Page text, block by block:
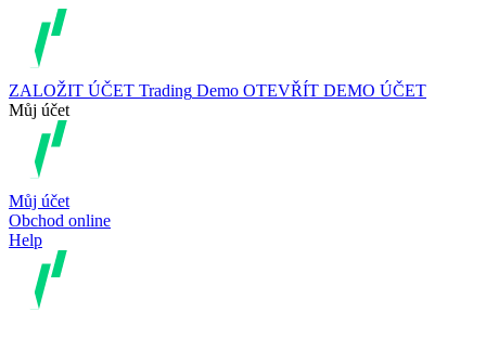
ZALOŽIT ÚČET Trading Demo OTEVŘÍT DEMO ÚČET
Můj účet
Můj účet
Obchod online
Help